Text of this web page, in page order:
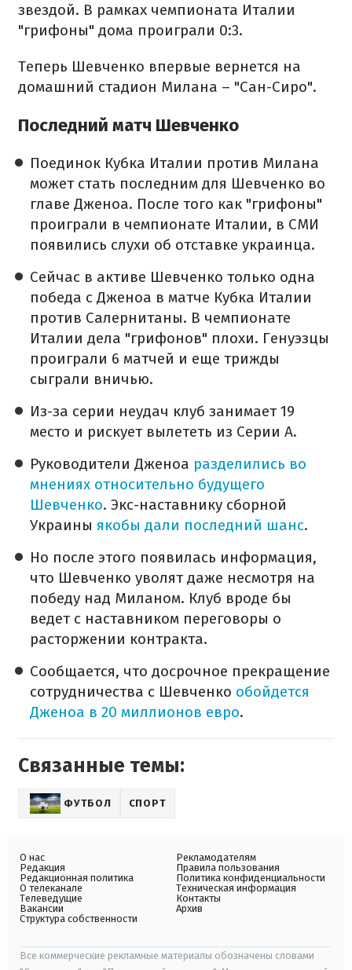
звездой. В рамках чемпионата Италии
"грифоны" дома проиграли 0:3.
Теперь Шевченко впервые вернется на
домашний стадион Милана – "Сан-Сиро".
Последний матч Шевченко
Поединок Кубка Италии против Милана
может стать последним для Шевченко во
главе Дженоа. После того как "грифоны"
проиграли в чемпионате Италии, в СМИ
появились слухи об отставке украинца.
Сейчас в активе Шевченко только одна
победа с Дженоа в матче Кубка Италии
против Салернитаны. В чемпионате
Италии дела "грифонов" плохи. Генуэзцы
проиграли 6 матчей и еще трижды
сыграли вничью.
Из-за серии неудач клуб занимает 19
место и рискует вылететь из Серии А.
Руководители Дженоа разделились во
мнениях относительно будущего
Шевченко. Экс-наставнику сборной
Украины якобы дали последний шанс.
Но после этого появилась информация,
что Шевченко уволят даже несмотря на
победу над Миланом. Клуб вроде бы
ведет с наставником переговоры о
расторжении контракта.
Сообщается, что досрочное прекращение
сотрудничества с Шевченко обойдется
Дженоа в 20 миллионов евро.
Связанные темы:
ФУТБОЛ СПОРТ
О нас
Редакция
Редакционная политика
О телеканале
Телеведущие
Вакансии
Структура собственности
Рекламодателям
Правила пользования
Политика конфиденциальности
Техническая информация
Контакты
Архив
Все коммерческие рекламные материалы обозначены словами